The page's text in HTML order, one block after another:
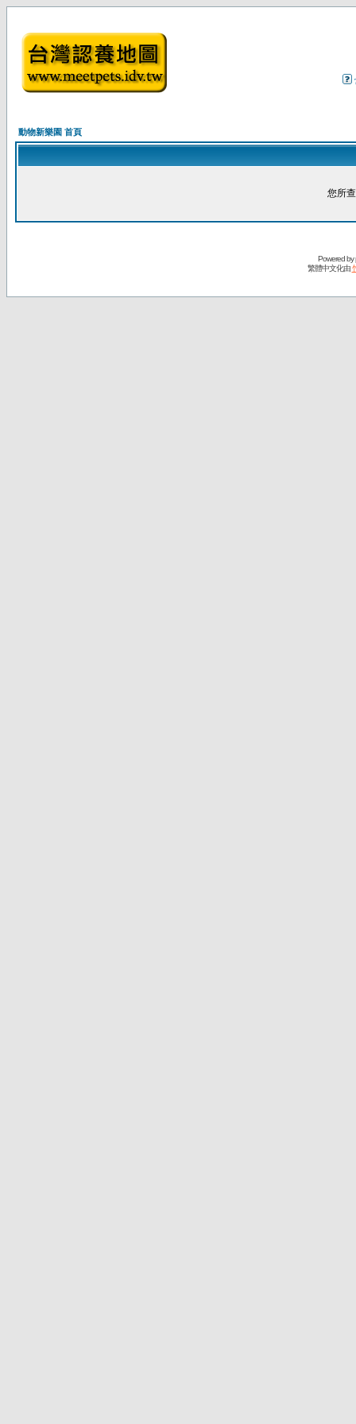
動物新樂園 首頁
您所
Powered by
繁體中文化由